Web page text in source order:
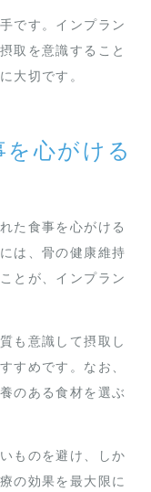
です。インプラン
取を意識すること
大切です。
心がける
た食事を心がける
は、骨の健康維持
とが、インプラン
も意識して摂取し
すめです。なお、
のある食材を選ぶ
ものを避け、しか
の効果を最大限に